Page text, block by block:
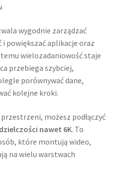
wygodnie zarządzać
powiększać aplikacje oraz
temu wielozadaniowość staje
przebiega szybciej,
porównywać dane,
kolejne kroki.
możesz podłączyć
nawet 6K. To
które montują wideo,
na wielu warstwach